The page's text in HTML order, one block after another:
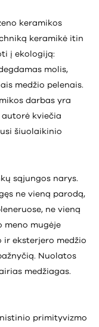
keramikos
keramikė itin
į ekologiją:
molis,
medžio pelenais.
darbas yra
kviečia
šiuolaikinio
sąjungos narys.
ne vieną parodą,
ne vieną
mugėje
ir eksterjero medžio
Nuolatos
medžiagas.
primityvizmo